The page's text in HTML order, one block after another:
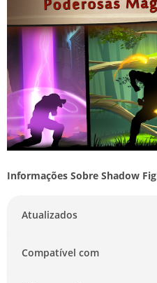
Informações Sobre Shadow
Atualizados
Compatível com